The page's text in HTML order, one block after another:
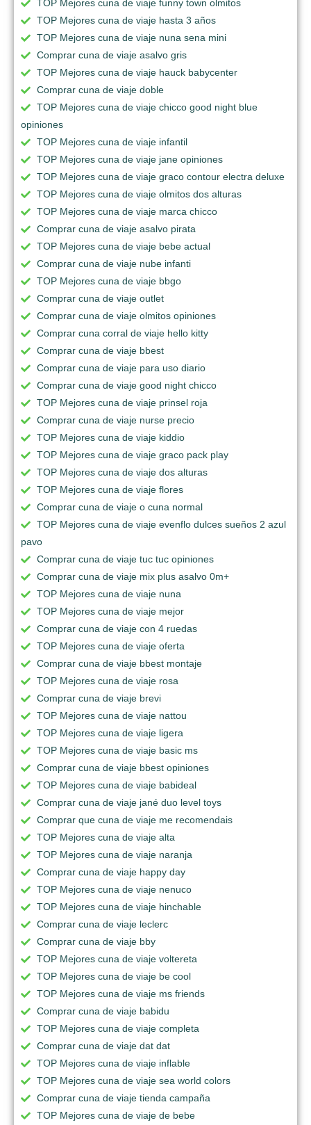
TOP Mejores cuna de viaje funny town olmitos
TOP Mejores cuna de viaje hasta 3 años
TOP Mejores cuna de viaje nuna sena mini
Comprar cuna de viaje asalvo gris
TOP Mejores cuna de viaje hauck babycenter
Comprar cuna de viaje doble
TOP Mejores cuna de viaje chicco good night blue
opiniones
TOP Mejores cuna de viaje infantil
TOP Mejores cuna de viaje jane opiniones
TOP Mejores cuna de viaje graco contour electra deluxe
TOP Mejores cuna de viaje olmitos dos alturas
TOP Mejores cuna de viaje marca chicco
Comprar cuna de viaje asalvo pirata
TOP Mejores cuna de viaje bebe actual
Comprar cuna de viaje nube infanti
TOP Mejores cuna de viaje bbgo
Comprar cuna de viaje outlet
Comprar cuna de viaje olmitos opiniones
Comprar cuna corral de viaje hello kitty
Comprar cuna de viaje bbest
Comprar cuna de viaje para uso diario
Comprar cuna de viaje good night chicco
TOP Mejores cuna de viaje prinsel roja
Comprar cuna de viaje nurse precio
TOP Mejores cuna de viaje kiddio
TOP Mejores cuna de viaje graco pack play
TOP Mejores cuna de viaje dos alturas
TOP Mejores cuna de viaje flores
Comprar cuna de viaje o cuna normal
TOP Mejores cuna de viaje evenflo dulces sueños 2 azul
pavo
Comprar cuna de viaje tuc tuc opiniones
Comprar cuna de viaje mix plus asalvo 0m+
TOP Mejores cuna de viaje nuna
TOP Mejores cuna de viaje mejor
Comprar cuna de viaje con 4 ruedas
TOP Mejores cuna de viaje oferta
Comprar cuna de viaje bbest montaje
TOP Mejores cuna de viaje rosa
Comprar cuna de viaje brevi
TOP Mejores cuna de viaje nattou
TOP Mejores cuna de viaje ligera
TOP Mejores cuna de viaje basic ms
Comprar cuna de viaje bbest opiniones
TOP Mejores cuna de viaje babideal
Comprar cuna de viaje jané duo level toys
Comprar que cuna de viaje me recomendais
TOP Mejores cuna de viaje alta
TOP Mejores cuna de viaje naranja
Comprar cuna de viaje happy day
TOP Mejores cuna de viaje nenuco
TOP Mejores cuna de viaje hinchable
Comprar cuna de viaje leclerc
Comprar cuna de viaje bby
TOP Mejores cuna de viaje voltereta
TOP Mejores cuna de viaje be cool
TOP Mejores cuna de viaje ms friends
Comprar cuna de viaje babidu
TOP Mejores cuna de viaje completa
Comprar cuna de viaje dat dat
TOP Mejores cuna de viaje inflable
TOP Mejores cuna de viaje sea world colors
Comprar cuna de viaje tienda campaña
TOP Mejores cuna de viaje de bebe